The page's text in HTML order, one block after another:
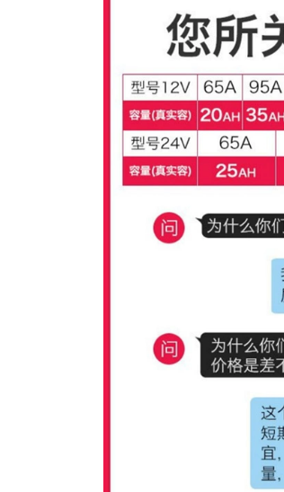
đi moto Quần áo bảo
quần áo chống gió đi